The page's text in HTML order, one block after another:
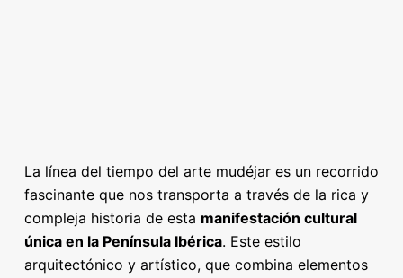
La línea del tiempo del arte mudéjar es un recorrido
fascinante que nos transporta a través de la rica y
compleja historia de esta manifestación cultural
única en la Península Ibérica. Este estilo
arquitectónico y artístico, que combina elementos